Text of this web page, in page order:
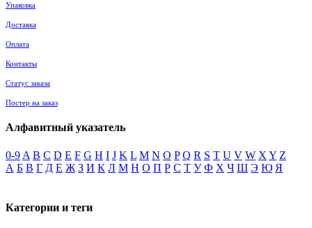
Упаковка
Доставка
Оплата
Контакты
Статус заказа
Постер на заказ
Алфавитный указатель
0-9 A B C D E F G H I J K L M N O P Q R S T U V W X Y Z
А Б В Г Д Е Ж З И К Л М Н О П Р С Т У Ф Х Ч Ш Э Ю Я
Категории и теги